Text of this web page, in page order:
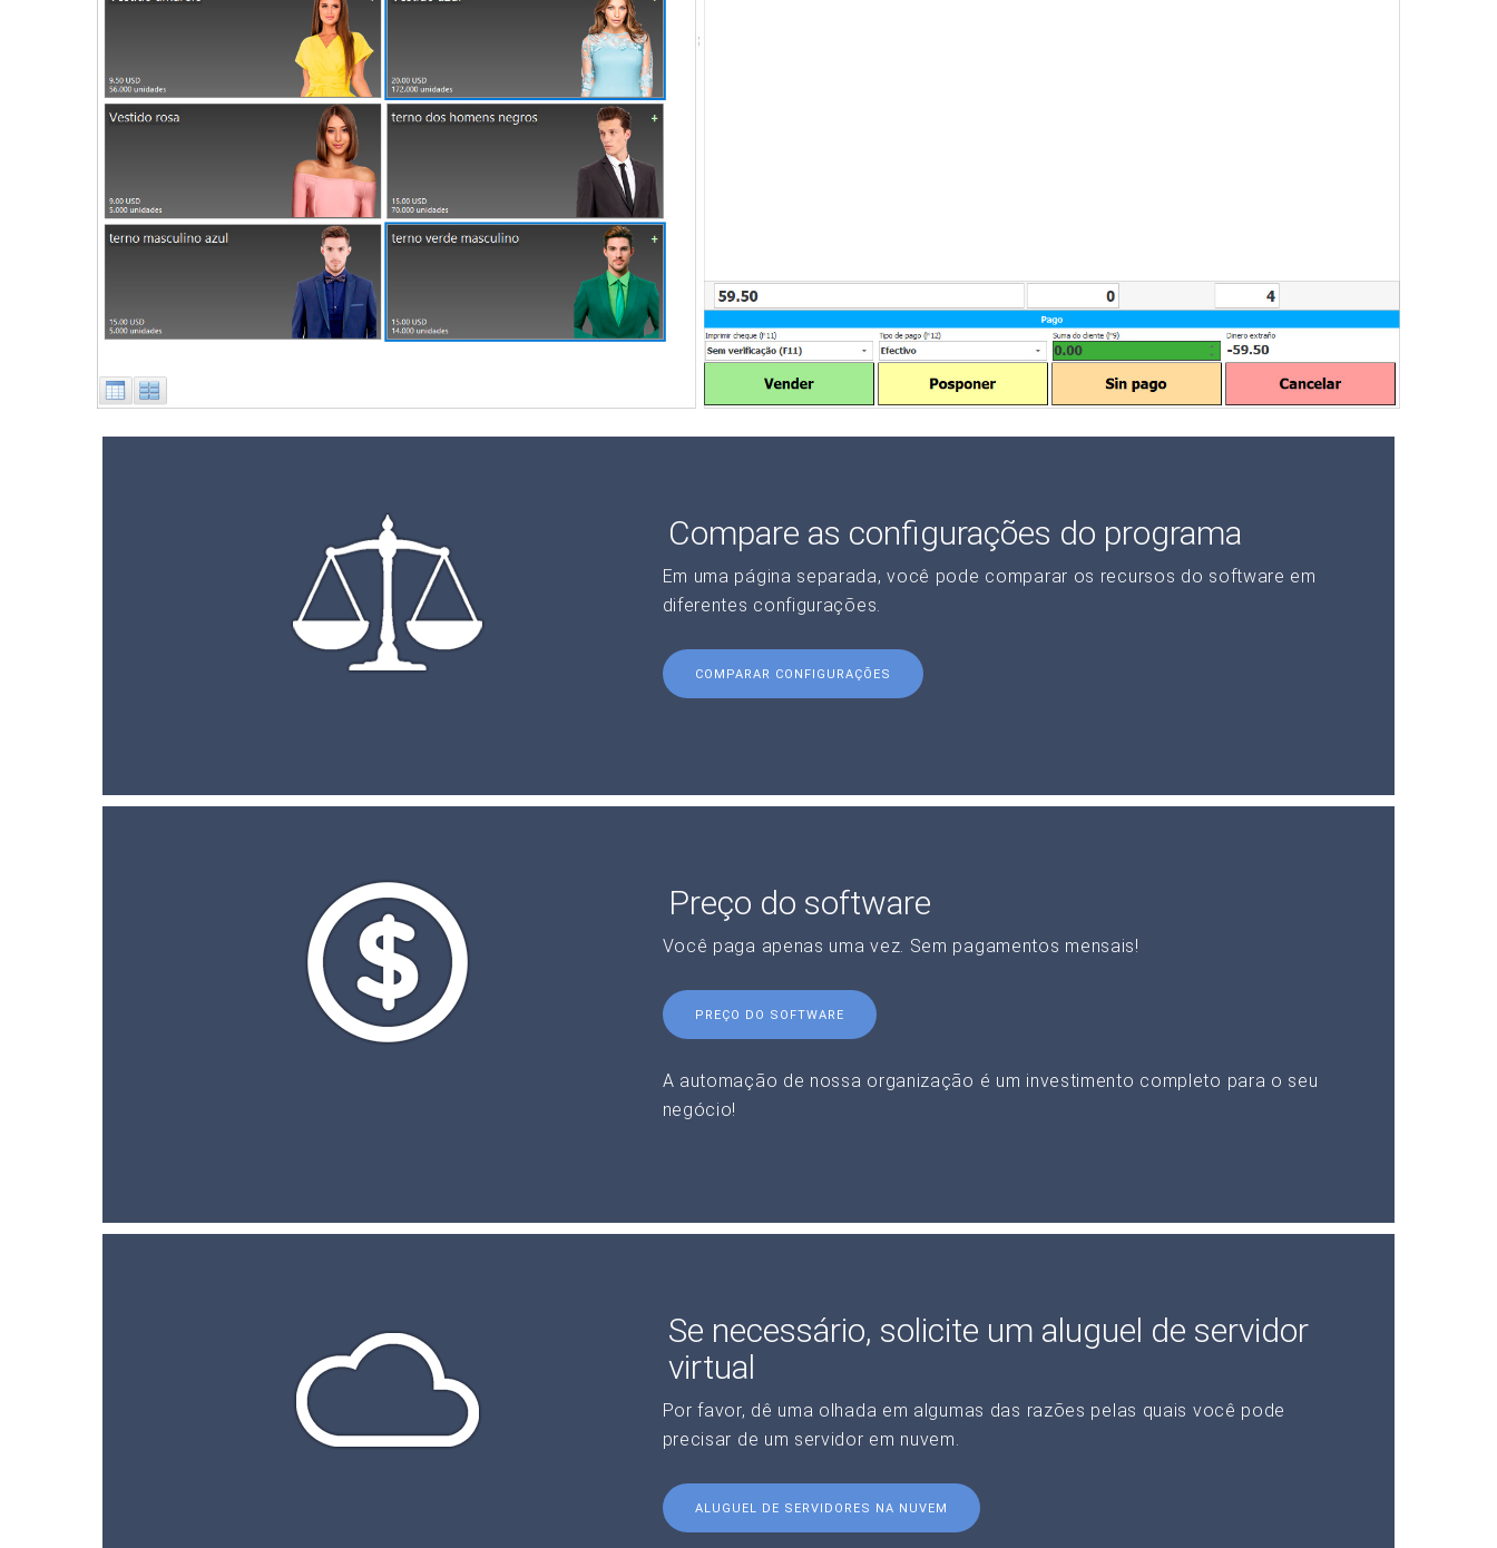
Compare as configurações do programa
Em uma página separada, você pode comparar os recursos do software em
diferentes configurações.
COMPARAR CONFIGURAÇÕES
Preço do software
Você paga apenas uma vez. Sem pagamentos mensais!
PREÇO DO SOFTWARE
A automação de nossa organização é um investimento completo para o seu
negócio!
Se necessário, solicite um aluguel de servidor
virtual
Por favor, dê uma olhada em algumas das razões pelas quais você pode
precisar de um servidor em nuvem.
ALUGUEL DE SERVIDORES NA NUVEM